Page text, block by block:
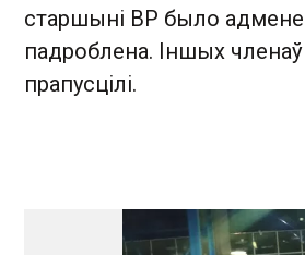
старшыні ВР было
падроблена. Іншых
прапусцілі.